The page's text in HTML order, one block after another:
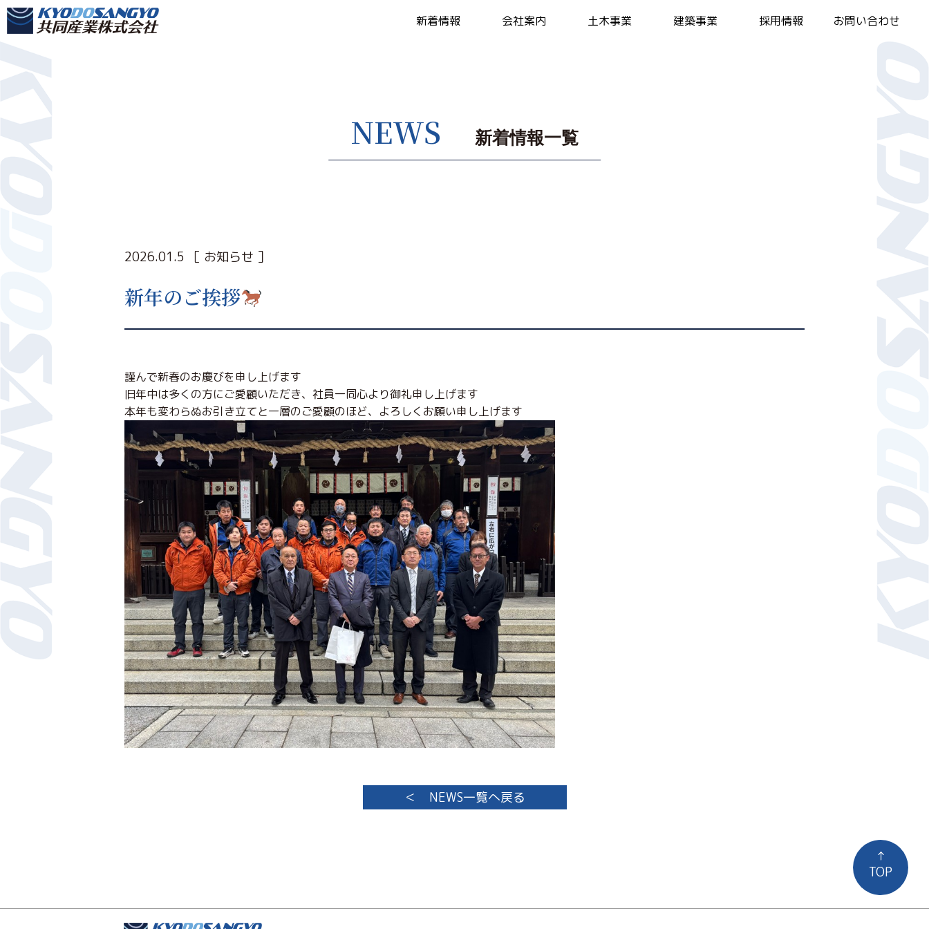
新着情報 会社案内 土木事業 建築事業 採用情報 お問い合わせ
NEWS 新着情報一覧
2026.01.5 ［ お知らせ ］
新年のご挨拶
謹んで新春のお慶びを申し上げます
旧年中は多くの方にご愛顧いただき、社員一同心より御礼申し上げます
本年も変わらぬお引き立てと一層のご愛顧のほど、よろしくお願い申し上げます
＜ NEWS一覧へ戻る
↑
TOP